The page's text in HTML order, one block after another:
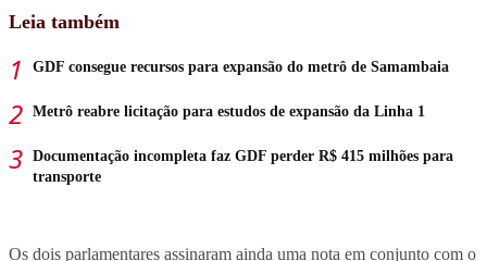
Leia também
GDF consegue recursos para expansão do metrô de Samambaia
Metrô reabre licitação para estudos de expansão da Linha 1
Documentação incompleta faz GDF perder R$ 415 milhões para
transporte
Os dois parlamentares assinaram ainda uma nota em conjunto com o